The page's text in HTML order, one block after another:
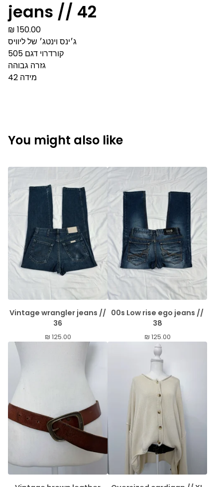
jeans // 42
₪ 150.00
ג׳ינס וינטג׳ של ליוויס
קורדרוי דגם 505
גזרה גבוהה
מידה 42
You might also like
Vintage wrangler jeans //
36
₪ 125.00
00s Low rise ego jeans //
38
₪ 125.00